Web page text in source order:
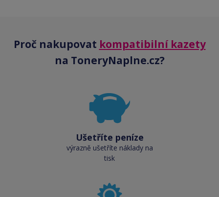
Proč nakupovat kompatibilní kazety
na ToneryNaplne.cz?
Ušetříte peníze
výrazně ušetříte náklady na
tisk